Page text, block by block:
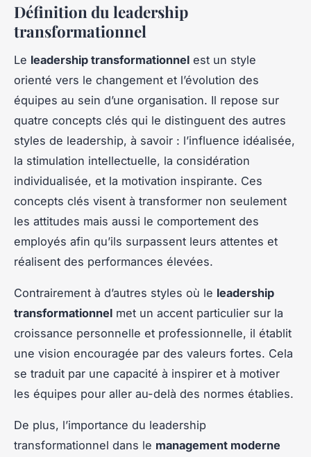
Définition du leadership
transformationnel
Le leadership transformationnel est un style
orienté vers le changement et l’évolution des
équipes au sein d’une organisation. Il repose sur
quatre concepts clés qui le distinguent des autres
styles de leadership, à savoir : l’influence idéalisée,
la stimulation intellectuelle, la considération
individualisée, et la motivation inspirante. Ces
concepts clés visent à transformer non seulement
les attitudes mais aussi le comportement des
employés afin qu’ils surpassent leurs attentes et
réalisent des performances élevées.
Contrairement à d’autres styles où le leadership
transformationnel met un accent particulier sur la
croissance personnelle et professionnelle, il établit
une vision encouragée par des valeurs fortes. Cela
se traduit par une capacité à inspirer et à motiver
les équipes pour aller au-delà des normes établies.
De plus, l’importance du leadership
transformationnel dans le management moderne